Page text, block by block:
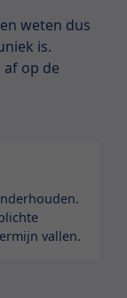
weten dus
is.
op de
vallen.